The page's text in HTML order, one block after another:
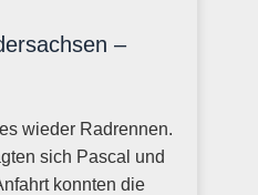
–
wieder Radrennen.
sich Pascal und
konnten die